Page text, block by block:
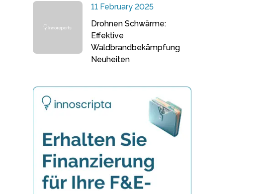
11 February 2025
Drohnen Schwärme:
Effektive
Waldbrandbekämpfung
Neuheiten